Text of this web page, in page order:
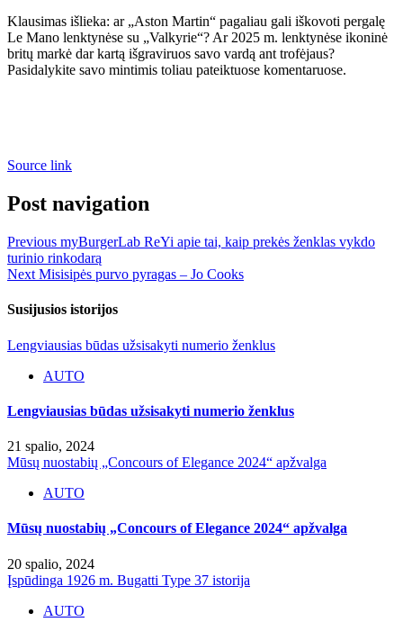
Klausimas išlieka: ar „Aston Martin“ pagaliau gali iškovoti pergalę
Le Mano lenktynėse su „Valkyrie“? Ar 2025 m. lenktynėse ikoninė
britų markė dar kartą išgraviruos savo vardą ant trofėjaus?
Pasidalykite savo mintimis toliau pateiktuose komentaruose.
Source link
Post navigation
Previous myBurgerLab ReYi apie tai, kaip prekės ženklas vykdo
turinio rinkodarą
Next Misisipės purvo pyragas – Jo Cooks
Susijusios istorijos
Lengviausias būdas užsisakyti numerio ženklus
AUTO
Lengviausias būdas užsisakyti numerio ženklus
21 spalio, 2024
Mūsų nuostabių „Concours of Elegance 2024“ apžvalga
AUTO
Mūsų nuostabių „Concours of Elegance 2024“ apžvalga
20 spalio, 2024
Įspūdinga 1926 m. Bugatti Type 37 istorija
AUTO